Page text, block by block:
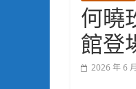
何曉
館登
2026 年 6